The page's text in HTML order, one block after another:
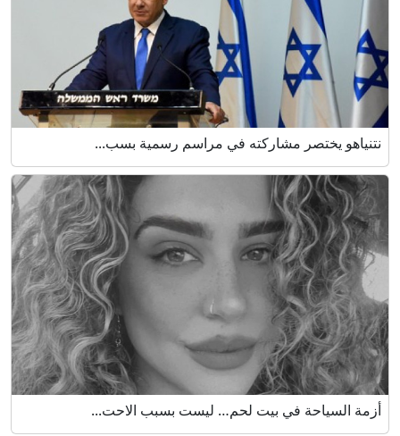
نتنياهو يختصر مشاركته في مراسم رسمية بسب...
أزمة السياحة في بيت لحم… ليست بسبب الاحت...